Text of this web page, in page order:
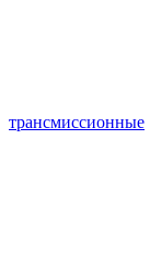
трансмиссионные